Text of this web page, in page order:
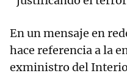
En un mensaje en
hace referencia a la
exministro del